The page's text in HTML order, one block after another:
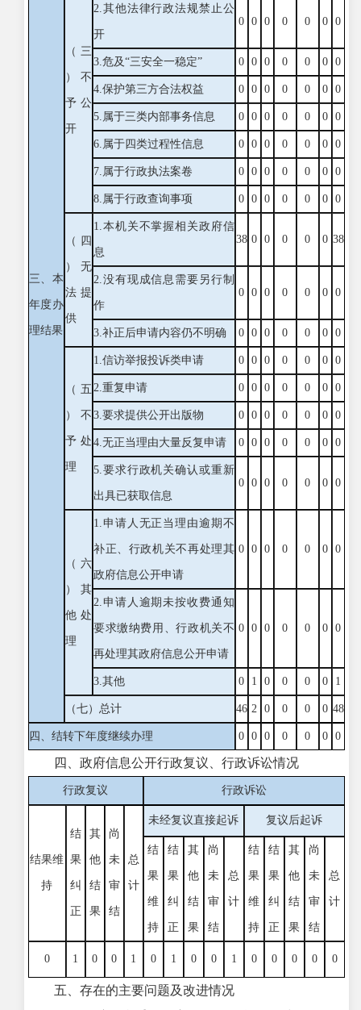
三、本
年度办
理结果
（三
）不
予公
开
2.其他法律行政法规禁止公
开
0 0 0 0 0 0 0
3.危及“三安全一稳定” 0 0 0 0 0 0 0
4.保护第三方合法权益 0 0 0 0 0 0 0
5.属于三类内部事务信息 0 0 0 0 0 0 0
6.属于四类过程性信息 0 0 0 0 0 0 0
7.属于行政执法案卷 0 0 0 0 0 0 0
8.属于行政查询事项 0 0 0 0 0 0 0
（四
）无
法提
供
1.本机关不掌握相关政府信
息
38 0 0 0 0 0 38
2.没有现成信息需要另行制
作
0 0 0 0 0 0 0
3.补正后申请内容仍不明确 0 0 0 0 0 0 0
（五
）不
予处
理
1.信访举报投诉类申请 0 0 0 0 0 0 0
2.重复申请 0 0 0 0 0 0 0
3.要求提供公开出版物 0 0 0 0 0 0 0
4.无正当理由大量反复申请 0 0 0 0 0 0 0
5.要求行政机关确认或重新
出具已获取信息
0 0 0 0 0 0 0
（六
）其
他处
理
1.申请人无正当理由逾期不
补正、行政机关不再处理其
政府信息公开申请
0 0 0 0 0 0 0
2.申请人逾期未按收费通知
要求缴纳费用、行政机关不
再处理其政府信息公开申请
0 0 0 0 0 0 0
3.其他 0 1 0 0 0 0 1
（七）总计 46 2 0 0 0 0 48
四、结转下年度继续办理 0 0 0 0 0 0 0
四、政府信息公开行政复议、行政诉讼情况
行政复议 行政诉讼
结果维
持
结
果
纠
正
其
他
结
果
尚
未
审
结
总
计
未经复议直接起诉 复议后起诉
结
果
维
持
结
果
纠
正
其
他
结
果
尚
未
审
结
总
计
结
果
维
持
结
果
纠
正
其
他
结
果
尚
未
审
结
总
计
0 1 0 0 1 0 1 0 0 1 0 0 0 0 0
五、存在的主要问题及改进情况